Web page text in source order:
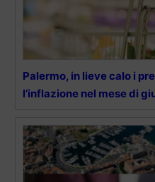
Palermo, in lieve calo i
l’inflazione nel mese di